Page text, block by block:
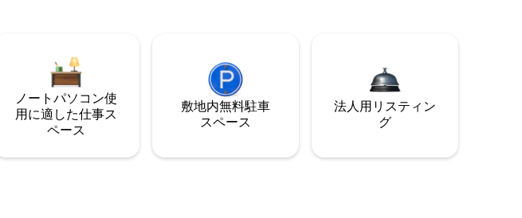
ノートパソコン使
用に適した仕事ス
ペース
敷地内無料駐⁠車
ス⁠ペ⁠ー⁠ス
法人用リスティン
グ